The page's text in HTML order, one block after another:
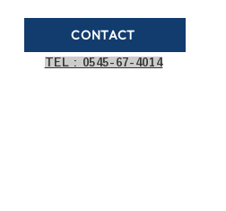
CONTACT
TEL : 0545-67-4014